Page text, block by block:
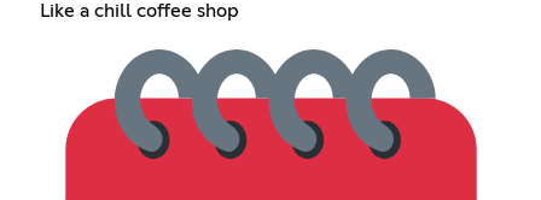
Like a chill coffee shop